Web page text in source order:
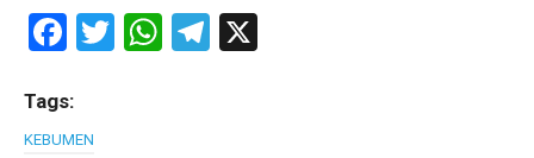
F
ce
b
T
W
T
Tags:
KEBUMEN